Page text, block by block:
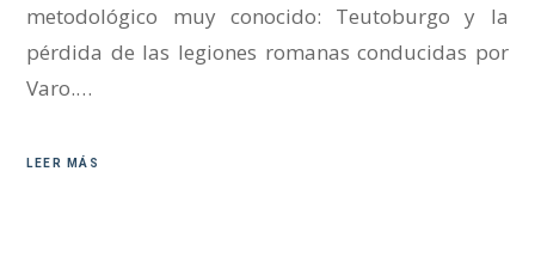
metodológico muy conocido: Teutoburgo y la
pérdida de las legiones romanas conducidas por
Varo.…
LEER MÁS